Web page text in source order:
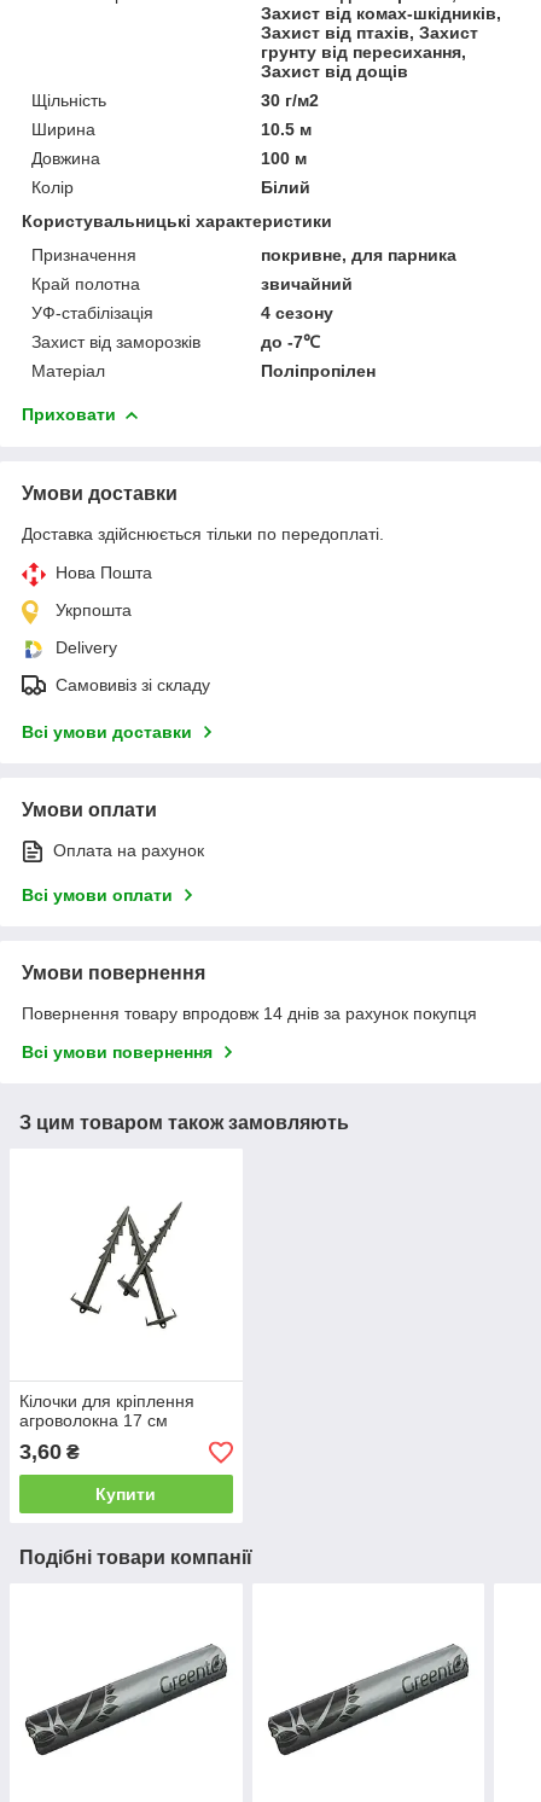
Захист від комах-шкідників,
Захист від птахів, Захист
грунту від пересихання,
Захист від дощів
Щільність
30 г/м2
Ширина
10.5 м
Довжина
100 м
Колір
Білий
Користувальницькі характеристики
Призначення
покривне, для парника
Край полотна
звичайний
УФ-стабілізація
4 сезону
Захист від заморозків
до -7℃
Матеріал
Поліпропілен
Приховати
Умови доставки
Доставка здійснюється тільки по передоплаті.
Нова Пошта
Укрпошта
Delivery
Самовивіз зі складу
Всі умови доставки
Умови оплати
Оплата на рахунок
Всі умови оплати
Умови повернення
Повернення товару впродовж 14 днів за рахунок покупця
Всі умови повернення
З цим товаром також замовляють
Кілочки для кріплення
агроволокна 17 см
3,60 ₴
Купити
Подібні товари компанії